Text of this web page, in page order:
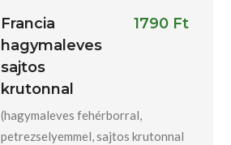
Francia
hagymaleves
sajtos
krutonnal
1790 Ft
(hagymaleves fehérborral,
petrezselyemmel, sajtos krutonnal